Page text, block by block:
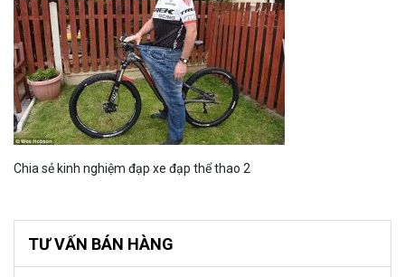
Chia sẻ kinh nghiệm đạp xe đạp thể thao 2
TƯ VẤN BÁN HÀNG